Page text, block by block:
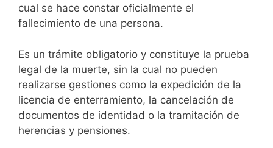
cual se hace constar oficialmente el
fallecimiento de una persona.
Es un trámite obligatorio y constituye la prueba
legal de la muerte, sin la cual no pueden
realizarse gestiones como la expedición de la
licencia de enterramiento, la cancelación de
documentos de identidad o la tramitación de
herencias y pensiones.